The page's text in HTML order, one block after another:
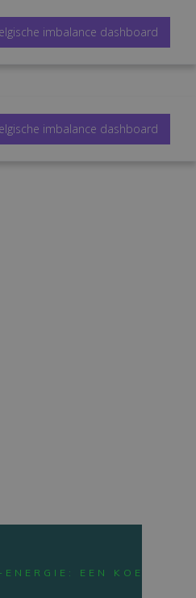
imbalance dashboard
imbalance dashboard
ENERGIE: EEN